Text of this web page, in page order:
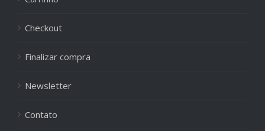
Checkout
Finalizar compra
Newsletter
Contato